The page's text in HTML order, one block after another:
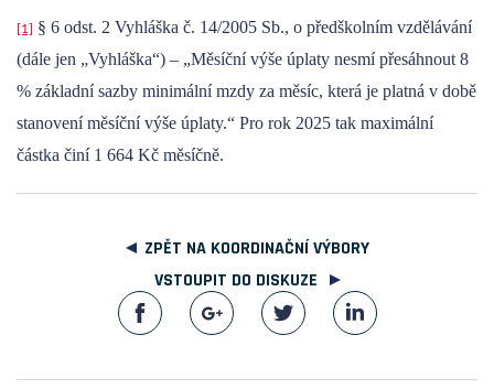
[1] § 6 odst. 2 Vyhláška č. 14/2005 Sb., o předškolním vzdělávání
(dále jen „Vyhláška“) – „Měsíční výše úplaty nesmí přesáhnout 8
% základní sazby minimální mzdy za měsíc, která je platná v době
stanovení měsíční výše úplaty.“ Pro rok 2025 tak maximální
částka činí 1 664 Kč měsíčně.
ZPĚT NA KOORDINAČNÍ VÝBORY
VSTOUPIT DO DISKUZE